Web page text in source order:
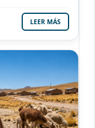
LEER MÁS